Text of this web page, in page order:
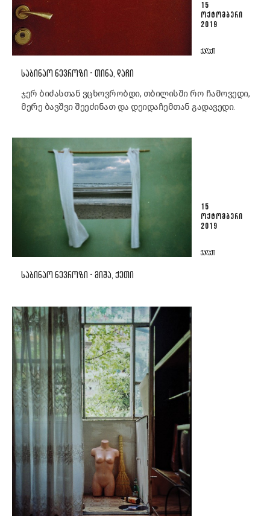
15
ᲝᲥᲢᲝᲛᲑᲔᲠᲘ
2019
ᲥᲐᲚᲐᲥᲘ
ᲡᲐᲑᲘᲜᲐᲝ ᲜᲔᲕᲠᲝᲖᲘ - ᲗᲘᲜᲐ, ᲓᲐᲩᲘ
ჯერ ბიძასთან ვცხოვრობდი, თბილისში რო ჩამოვედი,
მერე ბავშვი შეეძინათ და დეიდაჩემთან გადავედი.
15
ᲝᲥᲢᲝᲛᲑᲔᲠᲘ
2019
ᲥᲐᲚᲐᲥᲘ
ᲡᲐᲑᲘᲜᲐᲝ ᲜᲔᲕᲠᲝᲖᲘ - ᲛᲘᲨᲐ, ᲥᲔᲗᲘ